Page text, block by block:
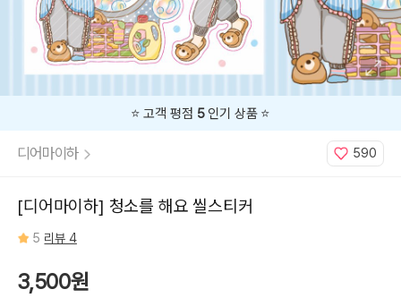
⭐️ 고객 평점 5인기 상품 ⭐️
디어마이하 590
[디어마이하] 청소를 해요 씰스티커
5 리뷰 4
3,500원